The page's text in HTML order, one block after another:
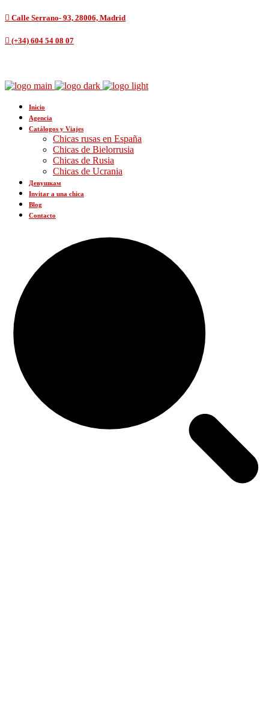
Calle Serrano- 93, 28006, Madrid
(+34) 604 54 08 07
Inicio
Agencia
Catálogos y Viajes
Chicas rusas en España
Chicas de Bielorrusia
Chicas de Rusia
Chicas de Ucrania
Девушкам
Invitar a una chica
Blog
Contacto